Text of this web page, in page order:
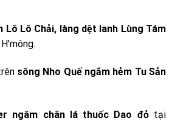
Lô Lô Chải, làng dệt lanh Lùng Tám
sông Nho Quế ngắm hẻm Tu Sản
ngâm chân lá thuốc Dao đỏtại